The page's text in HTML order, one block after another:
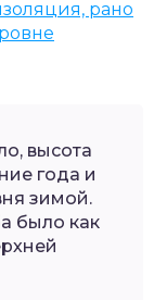
рано
высота
года и
зимой.
было как